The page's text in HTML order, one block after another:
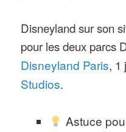
Disneyland sur son
pour les deux parcs
Disneyland Paris, 1
Studios.
Astuce